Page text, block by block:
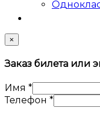
×
Заказ билета или
Имя *
Телефон *